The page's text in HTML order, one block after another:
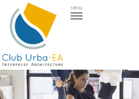
Toggle
navigation
MENU